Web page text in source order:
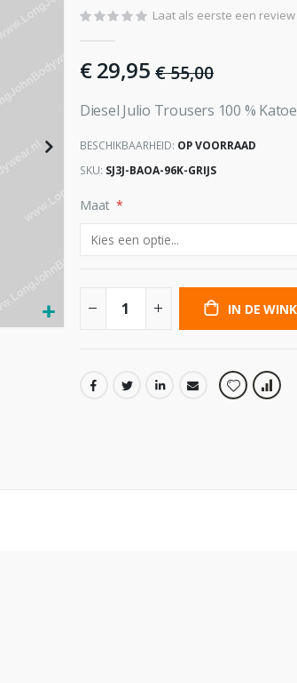
Laat als eerste een
€ 29,95 € 55,00
Diesel Julio Trousers 100 %
BESCHIKBAARHEID: OP VOORRAAD
SKU SJ3J-BAOA-96K-GRIJS
Maat
IN DE